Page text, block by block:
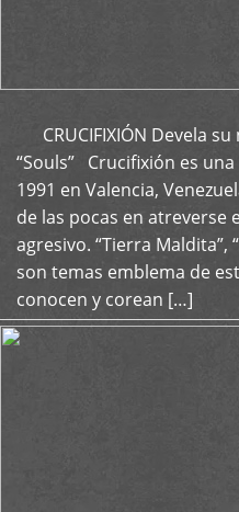
CRUCIFIXIÓN Devela
“Souls” Crucifixión es
1991 en Valencia,
de las pocas en atreverse
agresivo. “Tierra Maldita”,
son temas emblema de
conocen y corean […]